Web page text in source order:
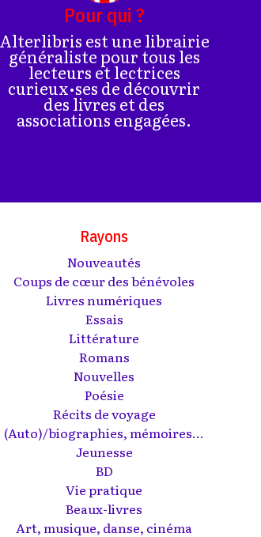
Pour qui ?
Alterlibris est une librairie
généraliste pour tous les
lecteurs et lectrices
curieux•ses de découvrir
des livres et des
associations engagées.
Rayons
Nouveautés
Coups de cœur des bénévoles
Livres numériques
Essais
Littérature
Romans
Nouvelles
Poésie
Récits de voyage
(Auto)/biographies, mémoires...
Jeunesse
BD
Vie pratique
Beaux-livres
Art, musique, danse, cinéma